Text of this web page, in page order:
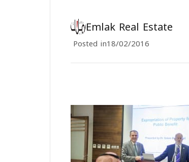
Emlak Real Estate
Posted in18/02/2016